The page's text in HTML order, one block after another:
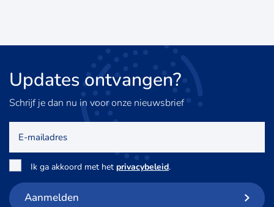
Updates ontvangen?
Schrijf je dan nu in voor onze nieuwsbrief
mailadres
Toestemming
Ik ga akkoord met het privacybeleid.
Aanmelden